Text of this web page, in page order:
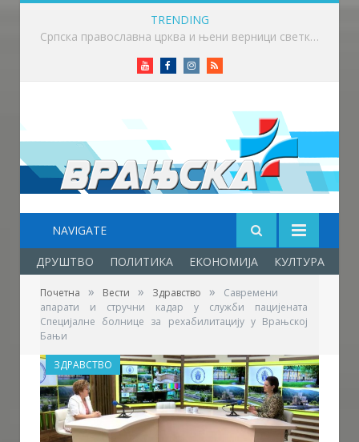
TRENDING
Мини Бициклијада окупила велики број малишана
YoutubeFacebookInstagram
RSS
NAVIGATE
ДРУШТВО ПОЛИТИКА ЕКОНОМИЈА КУЛТУРА
Почетна » Вести » Здравство »
Савремени
апарати и стручни кадар у служби пацијената
Специјалне болнице за рехабилитацију у Врањској
Бањи
ЗДРАВСТВО